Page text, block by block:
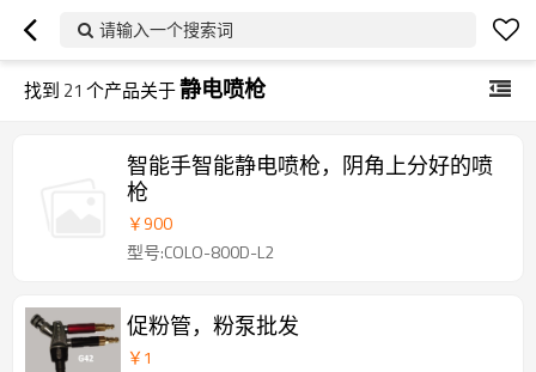
请输入一个搜索词
找到 21 个产品关于静电喷枪
智能手智能静电喷枪，阴角上分好的喷
枪
￥900
型号:COLO-800D-L2
促粉管，粉泵批发
￥1